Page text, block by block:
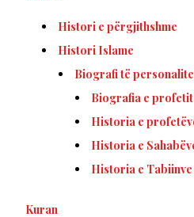
Histori e përgjithshme
Histori Islame
Biografi të
Biografia e
Historia e
Historia e
Historia e Tabiinve
Kuran